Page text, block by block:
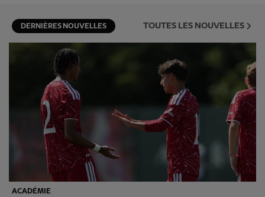
DERNIÈRES NOUVELLES TOUTES LES NOUVELLES
ACADÉMIE